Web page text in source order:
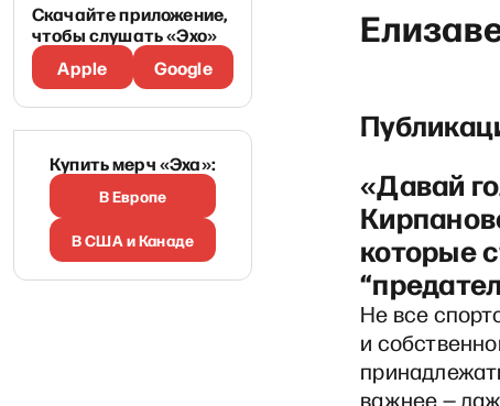
Скачайте приложение,
чтобы слушать «Эхо»
Apple
Google
Купить мерч «Эха»:
В Европе
В США и Канаде
«Давай
которые
Не все
и
важнее —